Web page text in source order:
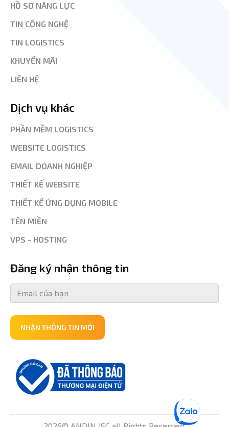
HỒ SƠ NĂNG LỰC
TIN CÔNG NGHỆ
TIN LOGISTICS
KHUYẾN MÃI
LIÊN HỆ
Dịch vụ khác
PHẦN MỀM LOGISTICS
WEBSITE LOGISTICS
EMAIL DOANH NGHIỆP
THIẾT KẾ WEBSITE
THIẾT KẾ ỨNG DỤNG MOBILE
TÊN MIỀN
VPS - HOSTING
Đăng ký nhận thông tin
NHẬN THÔNG TIN MỚI